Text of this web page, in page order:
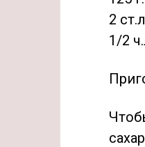
2
1/2